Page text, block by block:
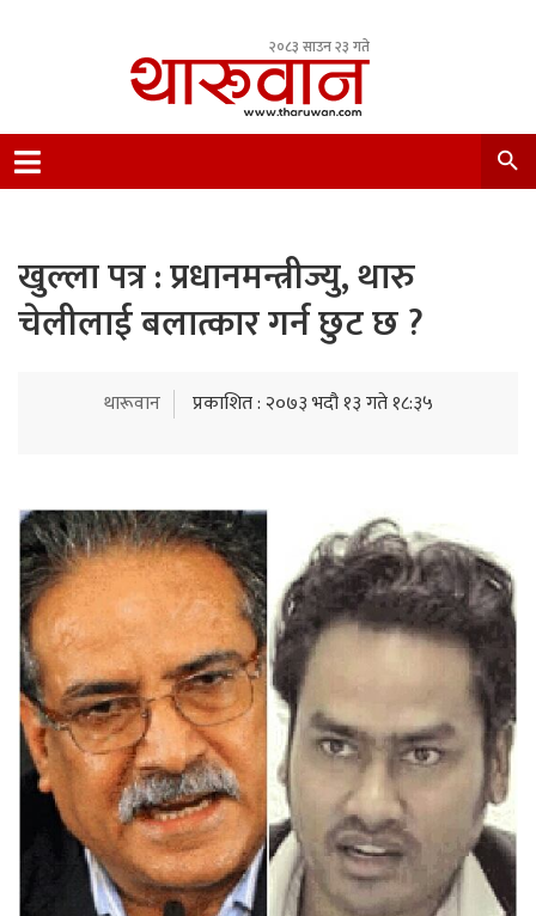
२०८३ साउन २३ गते
Nepal.
खुल्ला पत्र : प्रधानमन्त्रीज्यु, थारु
चेलीलाई बलात्कार गर्न छुट छ ?
थारूवान प्रकाशित : २०७३ भदौ १३ गते १८:३५